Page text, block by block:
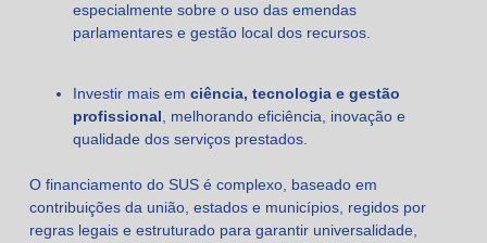
especialmente sobre o uso das emendas
parlamentares e gestão local dos recursos.
Investir mais em ciência, tecnologia e gestão
profissional , melhorando eficiência, inovação e
qualidade dos serviços prestados.
O financiamento do SUS é complexo, baseado em
contribuições da união, estados e municípios, regidos por
regras legais e estruturado para garantir universalidade,